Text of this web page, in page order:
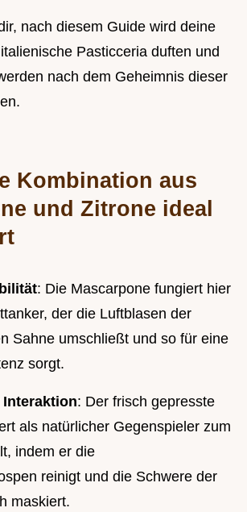
nach diesem Guide wird deine
Pasticceria duften und
nach dem Geheimnis dieser
Kombination aus
und Zitrone ideal
: Die Mascarpone fungiert hier
der die Luftblasen der
Sahne umschließt und so für eine
sorgt.
: Der frisch gepresste
als natürlicher Gegenspieler zum
indem er die
reinigt und die Schwere der
maskiert.